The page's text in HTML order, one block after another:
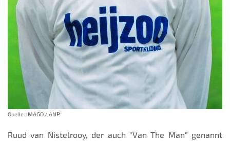
Quelle: IMAGO / ANP
Ruud van Nistelrooy, der auch "Van The Man" genannt